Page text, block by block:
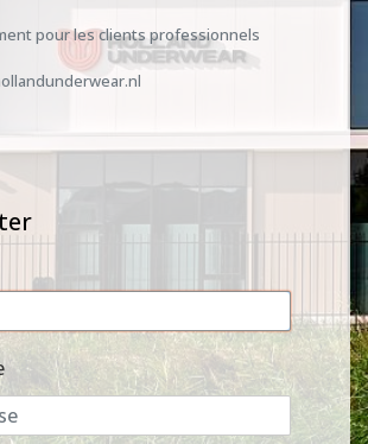
pour les clients professionnels